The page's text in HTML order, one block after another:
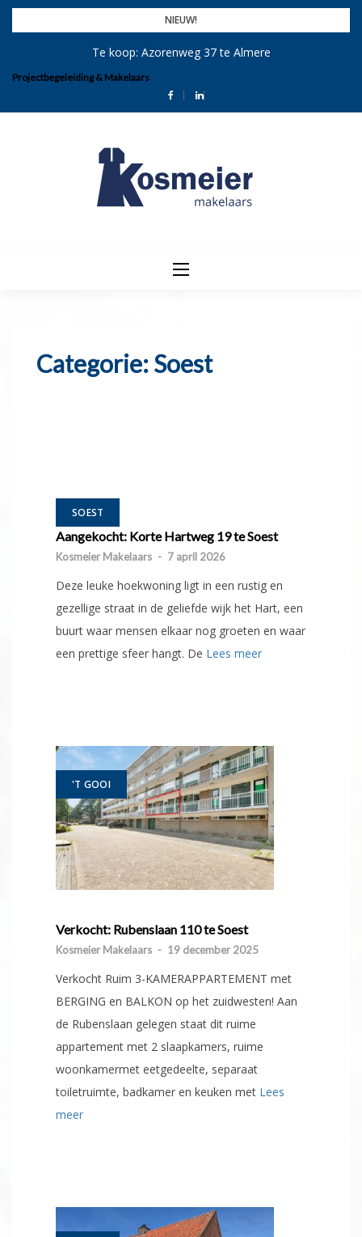
Skip
NIEUW!
Te koop: Azorenweg 37 te Almere
Projectbegeleiding & Makelaars
Categorie:Soest
SOEST
Aangekocht: Korte Hartweg 19 te Soest
Kosmeier Makelaars - 7 april 2026
Deze leuke hoekwoning ligt in een rustig en
gezellige straat in de geliefde wijk het Hart, een
buurt waar mensen elkaar nog groeten en waar
een prettige sfeer hangt. De Lees meer
'T GOOI
Verkocht: Rubenslaan 110 te Soest
Kosmeier Makelaars - 19 december 2025
Verkocht Ruim 3-KAMERAPPARTEMENT met
BERGING en BALKON op het zuidwesten! Aan
de Rubenslaan gelegen staat dit ruime
appartement met 2 slaapkamers, ruime
woonkamermet eetgedeelte, separaat
toiletruimte, badkamer en keuken met Lees
meer